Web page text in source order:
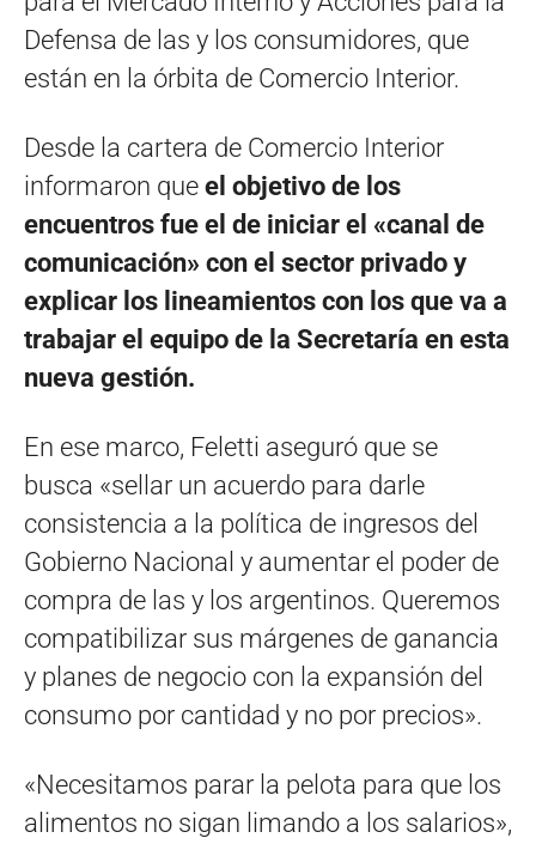
Defensa de las y los consumidores, que
están en la órbita de Comercio Interior.
Desde la cartera de Comercio Interior
informaron que el objetivo de los
encuentros fue el de iniciar el «canal de
comunicación» con el sector privado y
explicar los lineamientos con los que va a
trabajar el equipo de la Secretaría en esta
nueva gestión.
En ese marco, Feletti aseguró que se
busca «sellar un acuerdo para darle
consistencia a la política de ingresos del
Gobierno Nacional y aumentar el poder de
compra de las y los argentinos. Queremos
compatibilizar sus márgenes de ganancia
y planes de negocio con la expansión del
consumo por cantidad y no por precios».
«Necesitamos parar la pelota para que los
alimentos no sigan limando a los salarios»,